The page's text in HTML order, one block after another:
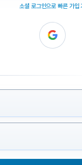
소셜 로그인으로 빠른 가입